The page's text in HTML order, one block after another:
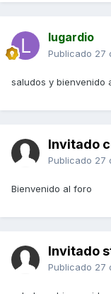
lugardio
Publicado 27
saludos y bienvenido
Invitado
Publicado 27
Bienvenido al foro
Invitado
Publicado 27